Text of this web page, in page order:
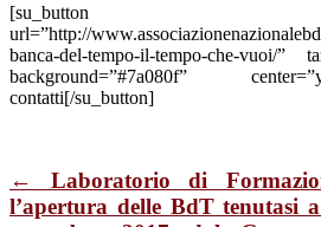
[su_button
url=”http://
banca-del-tempo-il-tempo-che-vuoi/”
background=”#7a080f”
contatti[/su_button]
← Laboratorio di
l’apertura delle BdT tenutasi